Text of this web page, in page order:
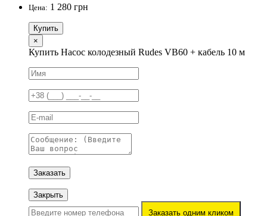
Цена: 1 280 грн
Купить
×
Купить Насос колодезный Rudes VB60 + кабель 10 м
Заказать
Закрыть
Заказать одним кликом